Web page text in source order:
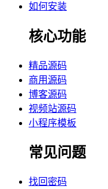
如何安装
核心功能
精品源码
商用源码
博客源码
视频站源码
小程序模板
常见问题
找回密码